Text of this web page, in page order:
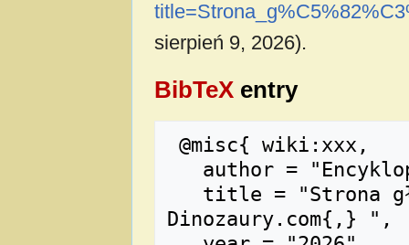
sierpień 9, 2026).
BibTeX entry
Dinozaury.com{,} ",